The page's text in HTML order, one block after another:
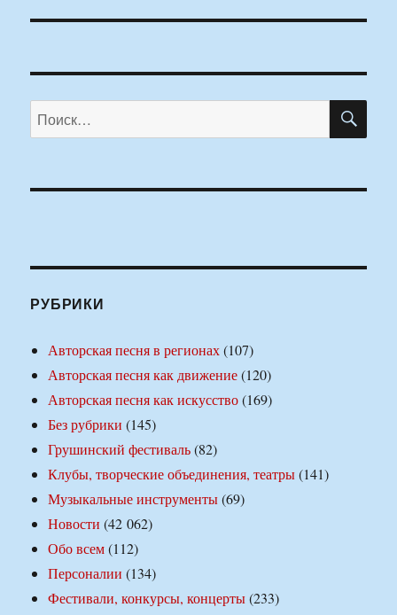
Искать:
РУБРИКИ
Авторская песня в регионах(107)
Авторская песня как движение(120)
Авторская песня как искусство(169)
Без рубрики (145)
Грушинский фестиваль(82)
Клубы, творческие объединения, театры(141)
Музыкальные инструменты(69)
Новости (42 062)
Обо всем(112)
Персоналии (134)
Фестивали, конкурсы, концерты(233)